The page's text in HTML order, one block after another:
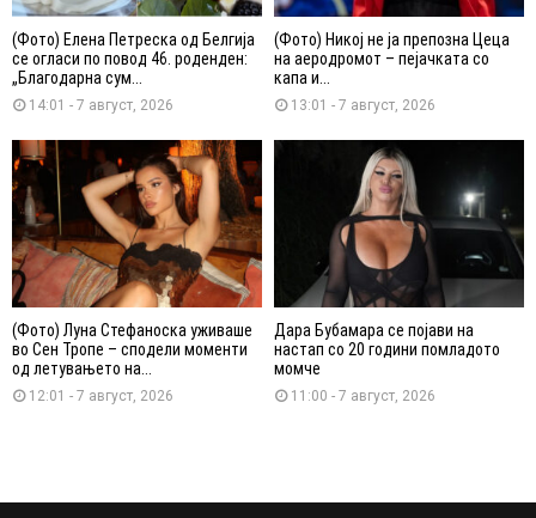
(Фото) Елена Петреска од Белгија
се огласи по повод 46. роденден:
„Благодарна сум...
14:01 - 7 август, 2026
(Фото) Никој не ја препозна Цеца
на аеродромот – пејачката со
капа и...
13:01 - 7 август, 2026
(Фото) Луна Стефаноска уживаше
во Сен Тропе – сподели моменти
од летувањето на...
12:01 - 7 август, 2026
Дара Бубамара се појави на
настап со 20 години помладото
момче
11:00 - 7 август, 2026